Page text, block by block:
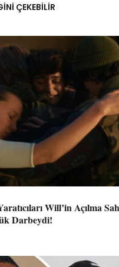
ÇEKEBILIR
Will’in Açılma
Darbeydi!